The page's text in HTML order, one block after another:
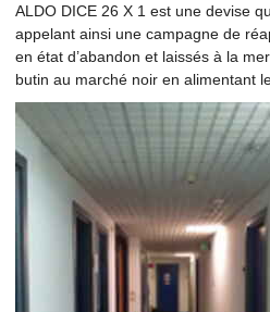
ALDO DICE 26 X 1 est une devise
appelant ainsi une campagne de
en état d’abandon et laissés à la
butin au marché noir en alimentant